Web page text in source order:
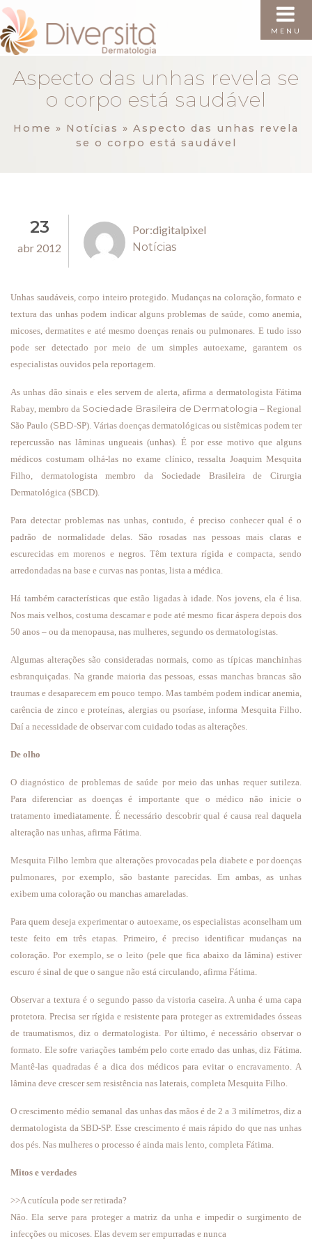
MENU
Aspecto das unhas revela se
o corpo está saudável
Home » Notícias » Aspecto das unhas revela
se o corpo está saudável
Por:digitalpixel
Notícias
23
abr 2012
Unhas saudáveis, corpo inteiro protegido. Mudanças na coloração, formato e
textura das unhas podem indicar alguns problemas de saúde, como anemia,
micoses, dermatites e até mesmo doenças renais ou pulmonares. E tudo isso
pode ser detectado por meio de um simples autoexame, garantem os
especialistas ouvidos pela reportagem.
As unhas dão sinais e eles servem de alerta, afirma a dermatologista Fátima
Rabay, membro da Sociedade Brasileira de Dermatologia – Regional
São Paulo (SBD-SP). Várias doenças dermatológicas ou sistêmicas podem ter
repercussão nas lâminas ungueais (unhas). É por esse motivo que alguns
médicos costumam olhá-las no exame clínico, ressalta Joaquim Mesquita
Filho, dermatologista membro da Sociedade Brasileira de Cirurgia
Dermatológica (SBCD).
Para detectar problemas nas unhas, contudo, é preciso conhecer qual é o
padrão de normalidade delas. São rosadas nas pessoas mais claras e
escurecidas em morenos e negros. Têm textura rígida e compacta, sendo
arredondadas na base e curvas nas pontas, lista a médica.
Há também características que estão ligadas à idade. Nos jovens, ela é lisa.
Nos mais velhos, costuma descamar e pode até mesmo ficar áspera depois dos
50 anos – ou da menopausa, nas mulheres, segundo os dermatologistas.
Algumas alterações são consideradas normais, como as típicas manchinhas
esbranquiçadas. Na grande maioria das pessoas, essas manchas brancas são
traumas e desaparecem em pouco tempo. Mas também podem indicar anemia,
carência de zinco e proteínas, alergias ou psoríase, informa Mesquita Filho.
Daí a necessidade de observar com cuidado todas as alterações.
De olho
O diagnóstico de problemas de saúde por meio das unhas requer sutileza.
Para diferenciar as doenças é importante que o médico não inicie o
tratamento imediatamente. É necessário descobrir qual é causa real daquela
alteração nas unhas, afirma Fátima.
Mesquita Filho lembra que alterações provocadas pela diabete e por doenças
pulmonares, por exemplo, são bastante parecidas. Em ambas, as unhas
exibem uma coloração ou manchas amareladas.
Para quem deseja experimentar o autoexame, os especialistas aconselham um
teste feito em três etapas. Primeiro, é preciso identificar mudanças na
coloração. Por exemplo, se o leito (pele que fica abaixo da lâmina) estiver
escuro é sinal de que o sangue não está circulando, afirma Fátima.
Observar a textura é o segundo passo da vistoria caseira. A unha é uma capa
protetora. Precisa ser rígida e resistente para proteger as extremidades ósseas
de traumatismos, diz o dermatologista. Por último, é necessário observar o
formato. Ele sofre variações também pelo corte errado das unhas, diz Fátima.
Mantê-las quadradas é a dica dos médicos para evitar o encravamento. A
lâmina deve crescer sem resistência nas laterais, completa Mesquita Filho.
O crescimento médio semanal das unhas das mãos é de 2 a 3 milímetros, diz a
dermatologista da SBD-SP. Esse crescimento é mais rápido do que nas unhas
dos pés. Nas mulheres o processo é ainda mais lento, completa Fátima.
Mitos e verdades
>>A cutícula pode ser retirada?
Não. Ela serve para proteger a matriz da unha e impedir o surgimento de
infecções ou micoses. Elas devem ser empurradas e nunca